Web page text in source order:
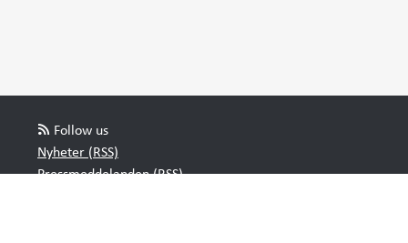
Follow us
Nyheter (RSS)
Pressmeddelanden (RSS)